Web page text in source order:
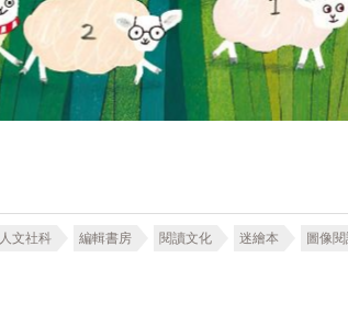
人文社科 編輯書房 閱讀文化 迷繪本 圖像